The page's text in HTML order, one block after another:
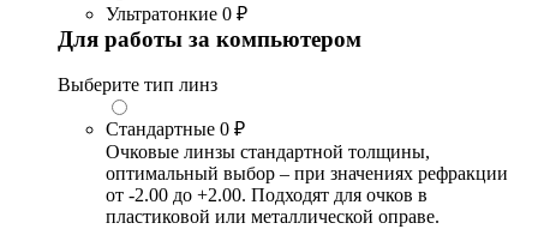
Ультратонкие 0 ₽
Для работы за компьютером
Выберите тип линз
Стандартные 0 ₽
Очковые линзы стандартной толщины,
оптимальный выбор – при значениях рефракции
от -2.00 до +2.00. Подходят для очков в
пластиковой или металлической оправе.